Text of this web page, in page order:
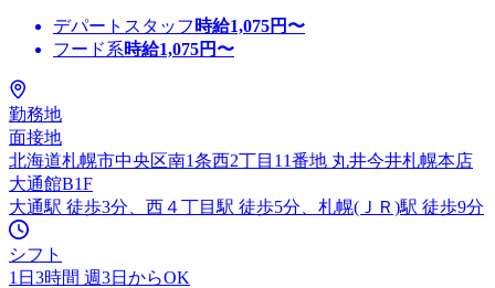
デパートスタッフ 時給1,075円〜
フード系時給1,075円〜
勤務地
面接地
北海道札幌市中央区南1条西2丁目11番地 丸井今井札幌本店
大通館B1F
大通駅 徒歩3分、西４丁目駅 徒歩5分、札幌(ＪＲ)駅 徒歩9分
シフト
1日3時間 週3日からOK